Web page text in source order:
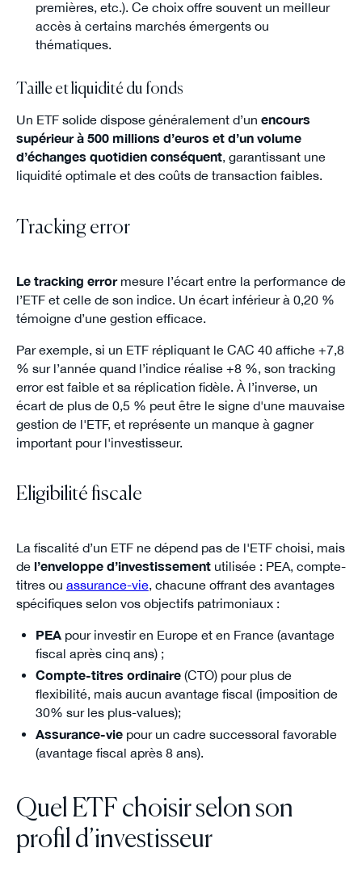
premières, etc.). Ce choix offre souvent un meilleur
accès à certains marchés émergents ou
thématiques.
Taille et liquidité du fonds
Un ETF solide dispose généralement d’un encours
supérieur à 500 millions d’euros et d’un volume
d’échanges quotidien conséquent, garantissant une
liquidité optimale et des coûts de transaction faibles.
Tracking error
Le tracking errormesure l’écart entre la performance de
l’ETF et celle de son indice. Un écart inférieur à 0,20 %
témoigne d’une gestion efficace.
Par exemple, si un ETF répliquant le CAC 40 affiche +7,8
% sur l’année quand l’indice réalise +8 %, son tracking
error est faible et sa réplication fidèle. À l’inverse, un
écart de plus de 0,5 % peut être le signe d'une mauvaise
gestion de l'ETF, et représente un manque à gagner
important pour l'investisseur.
Eligibilité fiscale
La fiscalité d’un ETF ne dépend pas de l'ETF choisi, mais
de l’enveloppe d’investissementutilisée : PEA, compte-
titres ou assurance-vie, chacune offrant des avantages
spécifiques selon vos objectifs patrimoniaux :
PEA pour investir en Europe et en France (avantage
fiscal après cinq ans) ;
Compte-titres ordinaire (CTO) pour plus de
flexibilité, mais aucun avantage fiscal (imposition de
30% sur les plus-values);
Assurance-viepour un cadre successoral favorable
(avantage fiscal après 8 ans).
Quel ETF choisir selon son
profil d’investisseur